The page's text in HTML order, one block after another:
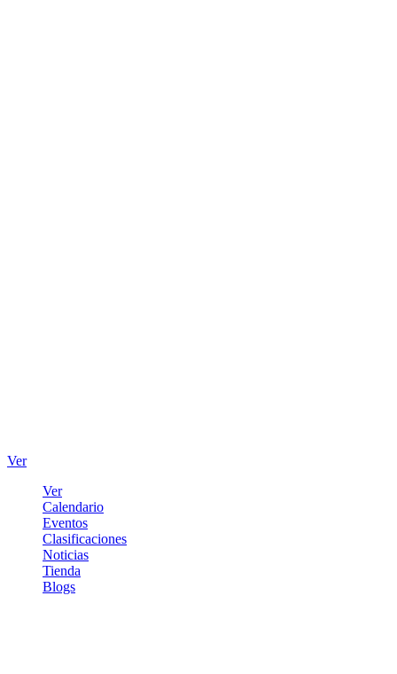
Ver
Ver
Calendario
Eventos
Clasificaciones
Noticias
Tienda
Blogs